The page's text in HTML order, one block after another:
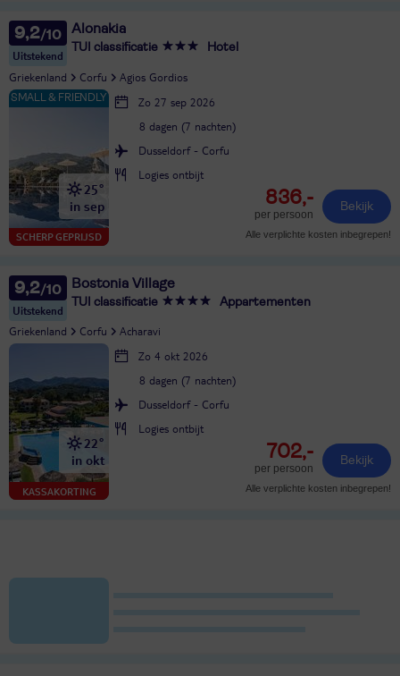
9,2
Uitstekend
Alonakia
TUI classificatie Hotel
Griekenland Corfu Agios Gordios
SCHERP GEPRIJSD
25°
in sep
Zo 27 sep 2026
8 dagen (7 nachten)
Dusseldorf - Corfu
Logies ontbijt
836,-
per persoon
Bekijk
Alle verplichte kosten inbegrepen!
9,2
Uitstekend
Bostonia Village
TUI classificatie Appartementen
Griekenland Corfu Acharavi
KASSAKORTING
22°
in okt
Zo 4 okt 2026
8 dagen (7 nachten)
Dusseldorf - Corfu
Logies ontbijt
702,-
per persoon
Bekijk
Alle verplichte kosten inbegrepen!